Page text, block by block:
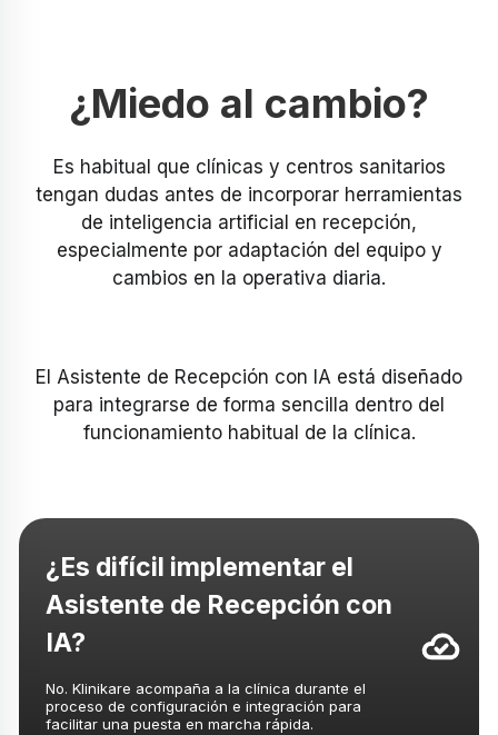
¿Miedo al cambio?
Es habitual que clínicas y centros sanitarios
tengan dudas antes de incorporar herramientas
de inteligencia artificial en recepción,
especialmente por adaptación del equipo y
cambios en la operativa diaria.
El Asistente de Recepción con IA está diseñado
para integrarse de forma sencilla dentro del
funcionamiento habitual de la clínica.
¿Es difícil implementar el
Asistente de Recepción con
IA?
No. Klinikare acompaña a la clínica durante el
proceso de configuración e integración para
facilitar una puesta en marcha rápida.